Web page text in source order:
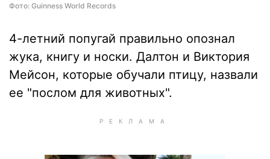
Фото: Guinness World Records
4-летний попугай правильно опознал
жука, книгу и носки. Далтон и Виктория
Мейсон, которые обучали птицу, назвали
ее "послом для животных".